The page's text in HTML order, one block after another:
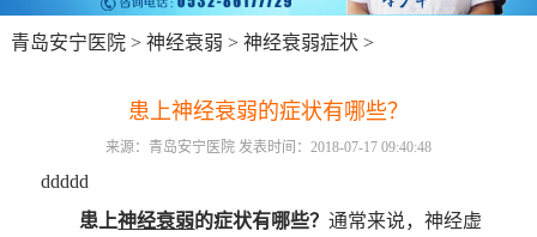
青岛安宁医院> 神经衰弱 > 神经衰弱症状>
患上神经衰弱的症状有哪些？
来源：青岛安宁医院 发表时间：2018-07-17 09:40:48
ddddd
患上神经衰弱的症状有哪些？通常来说，神经虚